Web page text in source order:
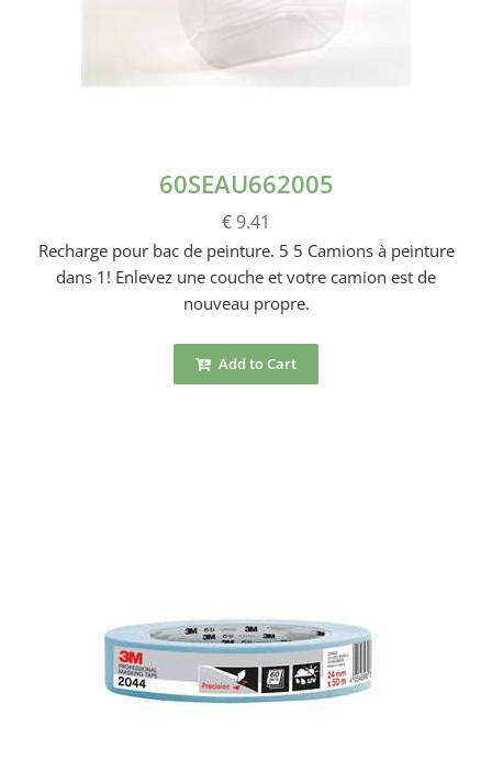
60SEAU662005
€ 9.41
Recharge pour bac de peinture. 5 5 Camions à peinture
dans 1! Enlevez une couche et votre camion est de
nouveau propre.
Add to Cart